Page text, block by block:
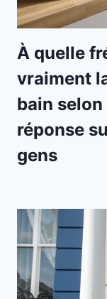
À quelle
vraiment
bain
réponse
gens